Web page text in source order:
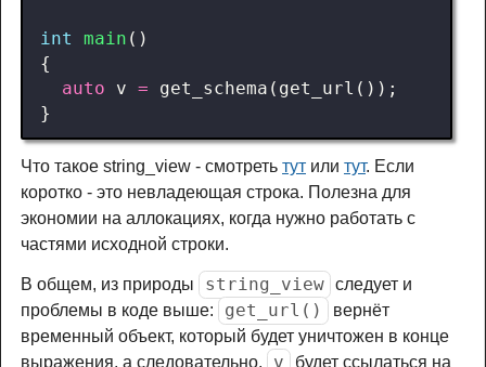
int main ()
{
auto
v = get_schema ( get_url ());
}
Что такое string_view - смотреть тут или тут. Если
коротко - это невладеющая строка. Полезна для
экономии на аллокациях, когда нужно работать с
частями исходной строки.
В общем, из природы string_view
следует и
проблемы в коде выше:
get_url()
вернёт
временный объект, который будет уничтожен в конце
выражения, а следовательно,
v
будет ссылаться на